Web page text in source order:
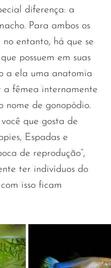
diferença: a
Para ambos os
no entanto, há que se
possuem em suas
a ela uma anatomia
a fêmea internamente
nome de gonopódio.
que gosta de
Espadas e
de reprodução”,
ter indivíduos do
isso ficam